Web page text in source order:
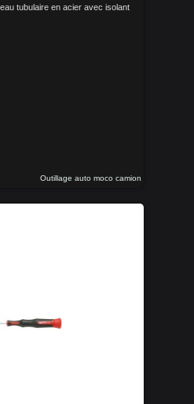
tubulaire en acier avec isolant
Outillage auto moco camion